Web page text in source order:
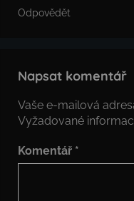
Odpovědět
Napsat komentář
Vaše e-mailová
Vyžadované
Komentář *